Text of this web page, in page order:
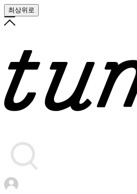
최상위로